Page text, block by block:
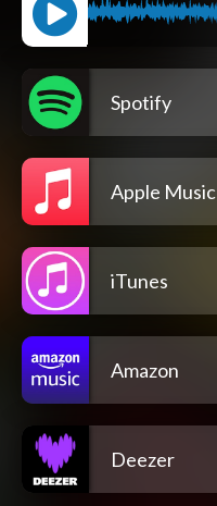
Spotify
Apple Music
iTunes
Amazon
Deezer